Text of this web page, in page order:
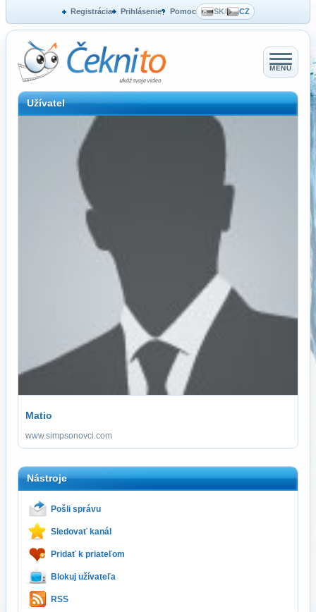
Registrácia Prihlásenie Pomoc SK/ CZ
MENU
Užívatel
Matio
www.simpsonovci.com
Nástroje
Pošli správu
Sledovať kanál
Pridať k priateľom
Blokuj užívateľa
RSS